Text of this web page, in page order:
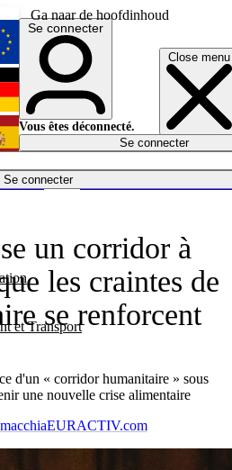
Ga naar de hoofdinhoud
Close menu
Se connecter
et Transport
English
Deutsch
Español
Se connecter
Vous êtes déconnecté.
Se connecter
un corridor à
les craintes de
se renforcent
d'un « corridor humanitaire » sous
une nouvelle crise alimentaire
EURACTIV.com